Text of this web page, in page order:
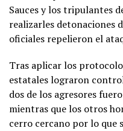
Sauces y los tripulantes
realizarles detonaciones
oficiales repelieron el
Tras aplicar los
estatales lograron
dos de los agresores
mientras que los otros
cerro cercano por lo que